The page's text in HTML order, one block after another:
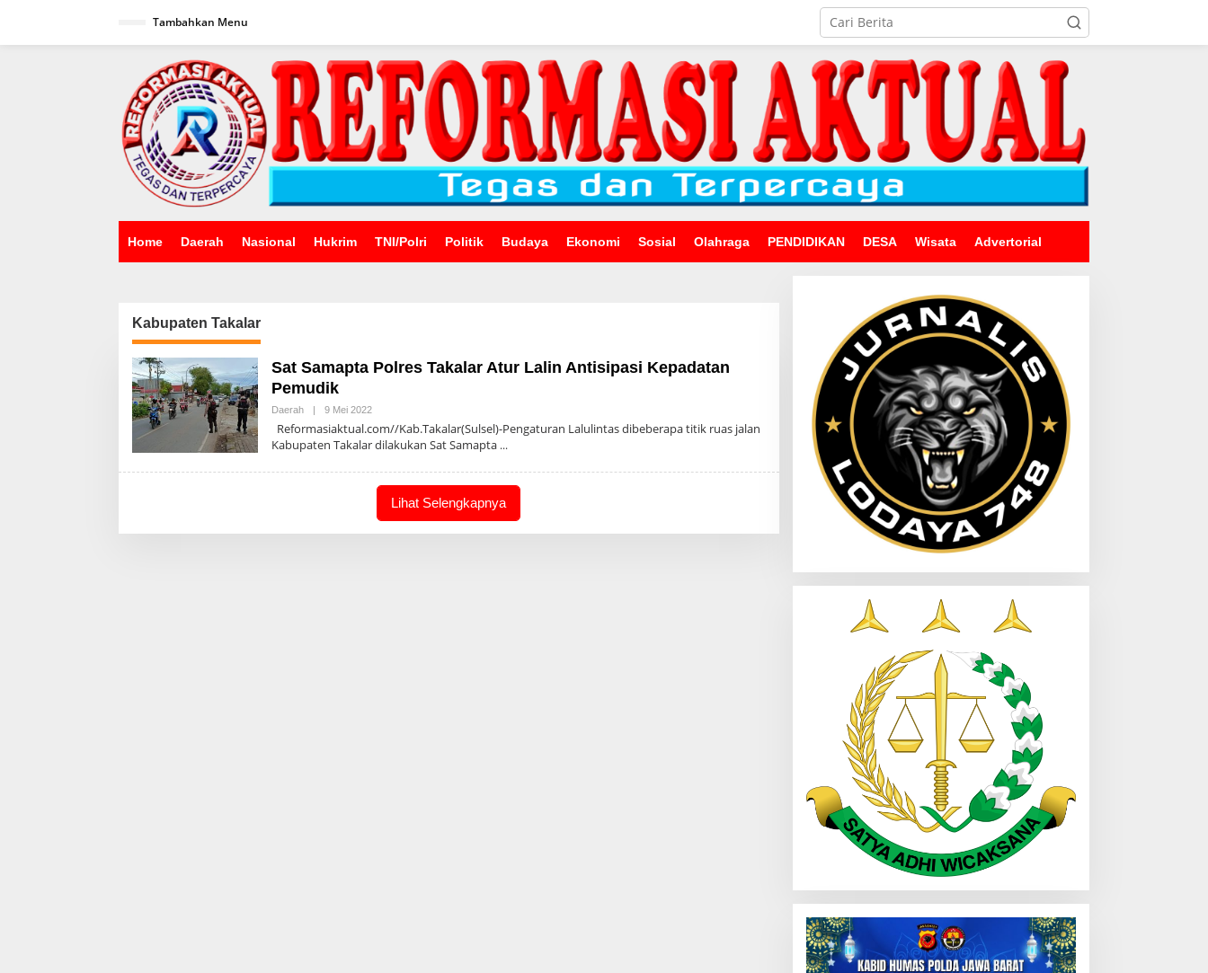
Tambahkan Menu
Home Daerah Nasional Hukrim TNI/Polri Politik Budaya Ekonomi Sosial Olahraga PENDIDIKAN DESA Wisata Advertorial
Kabupaten Takalar
Sat Samapta Polres Takalar Atur Lalin Antisipasi Kepadatan
Pemudik
Daerah | 9 Mei 2022Oleh
Reformasiaktual.com//Kab.Takalar(Sulsel)-Pengaturan Lalulintas dibeberapa titik ruas jalan
Kabupaten Takalar dilakukan Sat Samapta
Lihat Selengkapnya